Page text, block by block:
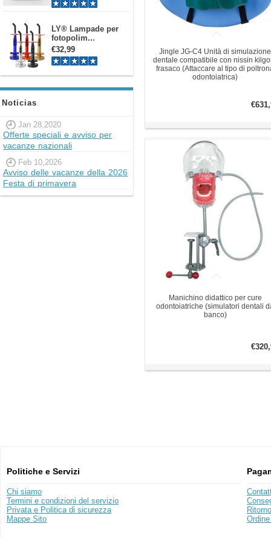
LY® Lampade per
fotopolim...
€32,99
Noticias
Jan 28,2020
Offerte speciali e avviso per
vacanze nazionali
Feb 10,2026
Avviso delle vacanze della 2026
Festa di primavera
Jingle JG-C4 Unità di simulazione
dentale compatibile con nissin
frasaco (Attaccare al tipo di
odontoiatrica)
Manichino didattico per cure
odontoiatriche (simulatori dentali
banco)
Politiche e Servizi
Chi siamo
Termini e condizioni del servizio
Privata e Politica di sicurezza
Mappe Sito